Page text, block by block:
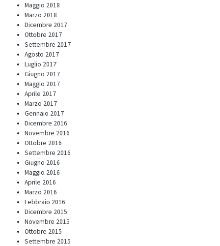
Maggio 2018
Marzo 2018
Dicembre 2017
Ottobre 2017
Settembre 2017
Agosto 2017
Luglio 2017
Giugno 2017
Maggio 2017
Aprile 2017
Marzo 2017
Gennaio 2017
Dicembre 2016
Novembre 2016
Ottobre 2016
Settembre 2016
Giugno 2016
Maggio 2016
Aprile 2016
Marzo 2016
Febbraio 2016
Dicembre 2015
Novembre 2015
Ottobre 2015
Settembre 2015